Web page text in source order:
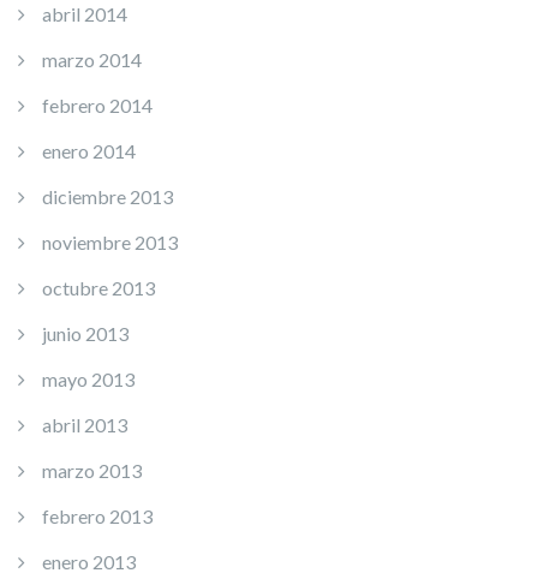
abril 2014
marzo 2014
febrero 2014
enero 2014
diciembre 2013
noviembre 2013
octubre 2013
junio 2013
mayo 2013
abril 2013
marzo 2013
febrero 2013
enero 2013